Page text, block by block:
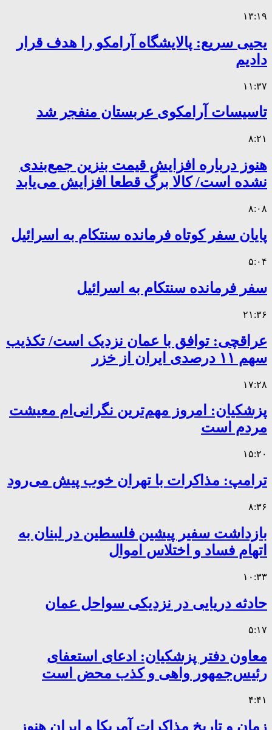
۱۳:۱۹
یحیی سریع: پالایشگاه آرامکو را هدف قرار
دادیم
۱۱:۳۷
تاسیسات آرامکوی عربستان منفجر شد
۸:۲۱
هنوز درباره افزایش قیمت بنزین جمع‌بندی
نشده است/ کالا برگ قطعا افزایش می‌یابد
۸:۰۸
پایان سفر کوتاه فرمانده سنتکام به اسرائیل
۵:۰۴
سفر فرمانده سنتکام به اسرائیل
۲۱:۳۶
عراقچی: توافق با عمان نزدیک است/ تکذیب
سهم ۱۱ درصدی ایران از خزر
۱۷:۲۸
پزشکیان: امروز مهم‌ترین نگرانی‌ام معیشت
مردم است
۱۵:۲۰
ترامپ: مذاکرات با تهران خوب پیش می‌رود
۸:۳۶
بازداشت سفیر پیشین فلسطین در لبنان به
اتهام فساد و اختلاس اموال
۱۰:۳۳
حادثه دریایی در نزدیکی سواحل عمان
۵:۱۷
معاون دفتر پزشکیان: ادعای استعفای
رئیس‌جمهور واهی و کذب محض است
۴:۴۱
زمان و تاریخ مذاکرات آمریکا و ایران هنوز